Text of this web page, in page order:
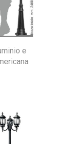
e